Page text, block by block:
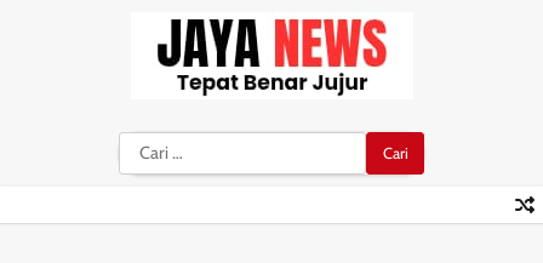
Cari
untuk: